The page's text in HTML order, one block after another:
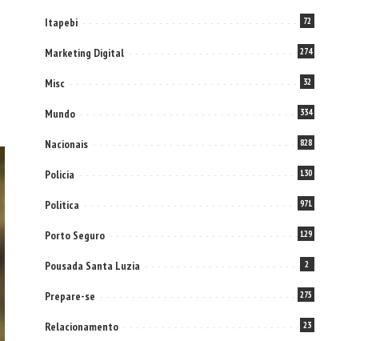
Itapebi 72
Marketing Digital 274
Misc 32
Mundo 334
Nacionais 828
Policia 130
Politica 971
Porto Seguro 129
Pousada Santa Luzia 2
Prepare-se 275
Relacionamento 23